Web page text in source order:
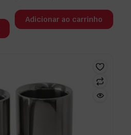
Adicionar ao carrinho